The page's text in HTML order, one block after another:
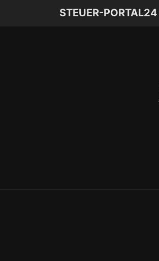
STEUER-PORTAL24